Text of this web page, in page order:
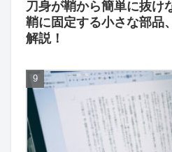
刀身が鞘から簡単に抜け
鞘に固定する小さな部品
解説！